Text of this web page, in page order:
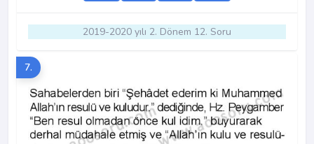
2019-2020 yılı 2. Dönem 12. Soru
7.